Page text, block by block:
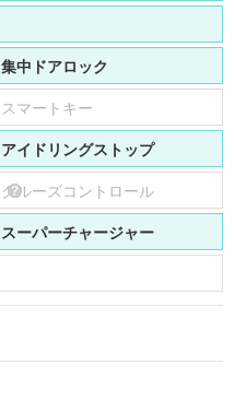
集中ドアロック
スマートキー
アイドリングストップ
クルーズコントロール
スーパーチャージャー